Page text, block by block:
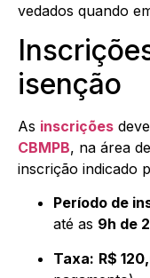
vedados quando
isenção
As inscrições
CBMPB, na área
inscrição indicado
Período de
até as 9h de
Taxa: R$